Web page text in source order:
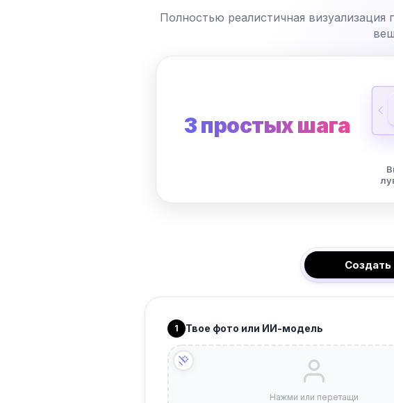
Полностью реалистичная
3 простых шага
Создать
1 Твое фото или ИИ-модель
Нажми или перетащи